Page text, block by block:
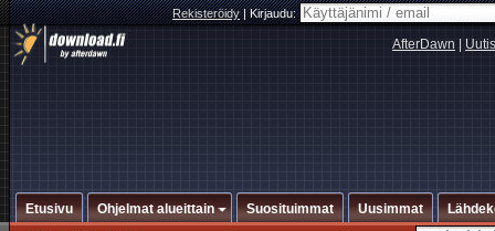
Rekisteröidy|Kirjaudu:
AfterDawn
Etusivu Ohjelmat alueittain Suosituimmat Uusimmat